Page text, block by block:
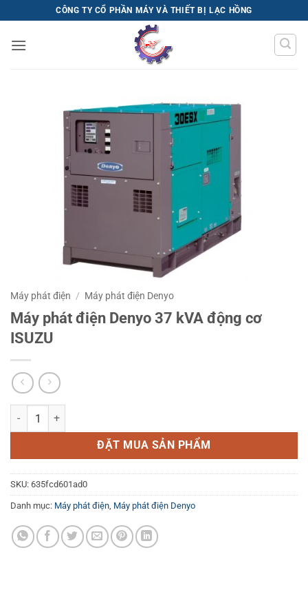
qua
nội
CÔNG TY CỔ PHẦN MÁY VÀ THIẾT BỊ LẠC HỒNG
Máy phát điện / Máy phát điện Denyo
Máy phát điện Denyo 37 kVA động cơ
ISUZU
Máy phát điện Denyo 37 kVA động cơ ISUZU số lượng
ĐẶT MUA SẢN PHẨM
SKU: 635fcd601ad0
Danh mục: Máy phát điện, Máy phát điện Denyo